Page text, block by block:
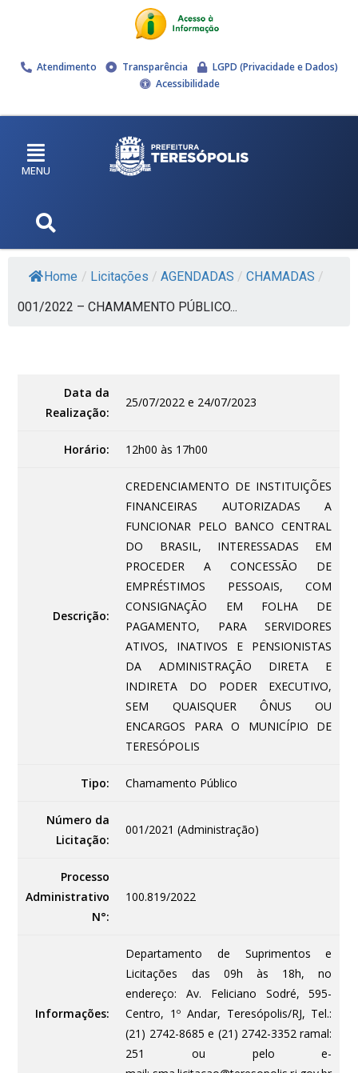
Atendimento Transparência
LGPD (Privacidade e Dados)
Acessibilidade
MENU
Home / Licitações / AGENDADAS / CHAMADAS /
001/2022 – CHAMAMENTO PÚBLICO...
Data da
Realização:
25/07/2022 e 24/07/2023
Horário: 12h00 às 17h00
Descrição:
CREDENCIAMENTO DE INSTITUIÇÕES
FINANCEIRAS AUTORIZADAS A
FUNCIONAR PELO BANCO CENTRAL
DO BRASIL, INTERESSADAS EM
PROCEDER A CONCESSÃO DE
EMPRÉSTIMOS PESSOAIS, COM
CONSIGNAÇÃO EM FOLHA DE
PAGAMENTO, PARA SERVIDORES
ATIVOS, INATIVOS E PENSIONISTAS
DA ADMINISTRAÇÃO DIRETA E
INDIRETA DO PODER EXECUTIVO,
SEM QUAISQUER ÔNUS OU
ENCARGOS PARA O MUNICÍPIO DE
TERESÓPOLIS
Tipo: Chamamento Público
Número da
Licitação:
001/2021 (Administração)
Processo
Administrativo
N°:
100.819/2022
Informações:
Departamento de Suprimentos e
Licitações das 09h às 18h, no
endereço: Av. Feliciano Sodré, 595-
Centro, 1º Andar, Teresópolis/RJ, Tel.:
(21) 2742-8685 e (21) 2742-3352 ramal:
251 ou pelo e-